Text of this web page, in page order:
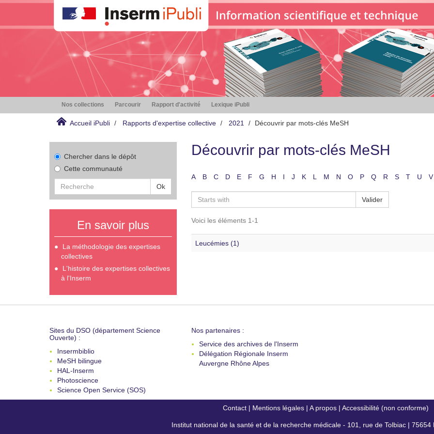
Nos collections Parcourir Rapport d'activité Lexique iPubli
Accueil iPubli Rapports d'expertise collective 2021 Découvrir par mots-clés MeSH
Chercher dans le dépôt
Cette communauté
Ok
En savoir plus
La méthodologie des expertises
collectives
L'histoire des expertises collectives
à l'Inserm
Découvrir par mots-clés MeSH
A B C D E F G H I J K L M N O P Q R S T U V
Valider
Voici les éléments 1-1
Leucémies (1)
Sites du DSO (département Science
Ouverte) :
Insermbiblio
MeSH bilingue
HAL-Inserm
Photoscience
Science Open Service (SOS)
Nos partenaires :
Service des archives de l'Inserm
Délégation Régionale Inserm
Auvergne Rhône Alpes
Contact| Mentions légales| A propos| Accessibilité (non conforme)
Institut national de la santé et de la recherche médicale - 101, rue de Tolbiac | 75654